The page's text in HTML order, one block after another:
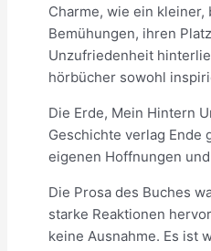
Charme, wie ein
Bemühungen, ihren
Unzufriedenheit
hörbücher sowohl
Die Erde, Mein Hintern
Geschichte verlag Ende
eigenen Hoffnungen
Die Prosa des Buches
starke Reaktionen
keine Ausnahme. Es ist